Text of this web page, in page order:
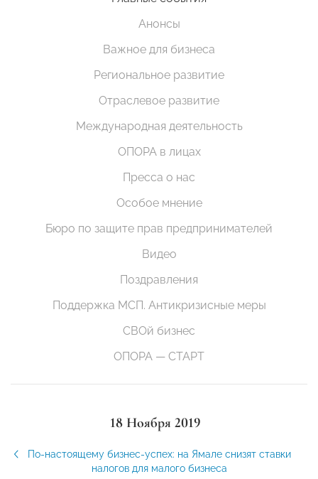
Анонсы
Важное для бизнеса
Региональное развитие
Отраслевое развитие
Международная деятельность
ОПОРА в лицах
Пресса о нас
Особое мнение
Бюро по защите прав предпринимателей
Видео
Поздравления
Поддержка МСП. Антикризисные меры
СВОй бизнес
ОПОРА — СТАРТ
18 Ноября 2019
По-настоящему бизнес-успех: на Ямале снизят ставки
налогов для малого бизнеса